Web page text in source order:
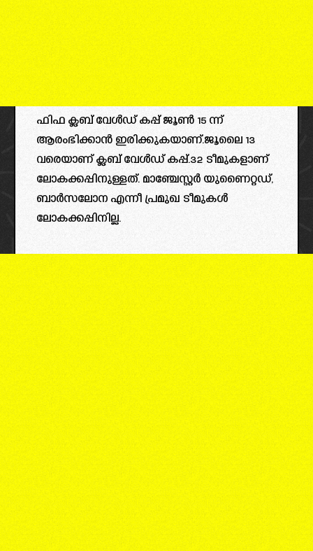
ഫിഫ ക്ലബ്‌ വേൾഡ് കപ്പ്‌ ജൂൺ 15 ന്ന്
ആരംഭിക്കാൻ ഇരിക്കുകയാണ്.ജൂലൈ 13
വരെയാണ് ക്ലബ്‌ വേൾഡ് കപ്പ്.32 ടീമുകളാണ്
ലോകക്കപ്പിനുള്ളത്. മാഞ്ചേസ്റ്റർ യുണൈറ്റഡ്,
ബാർസലോന എന്നീ പ്രമുഖ ടീമുകൾ
ലോകക്കപ്പിനില്ല.